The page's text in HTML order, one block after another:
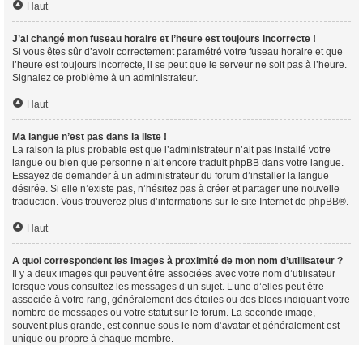
Haut
J’ai changé mon fuseau horaire et l’heure est toujours incorrecte !
Si vous êtes sûr d’avoir correctement paramétré votre fuseau horaire et que
l’heure est toujours incorrecte, il se peut que le serveur ne soit pas à l’heure.
Signalez ce problème à un administrateur.
Haut
Ma langue n’est pas dans la liste !
La raison la plus probable est que l’administrateur n’ait pas installé votre
langue ou bien que personne n’ait encore traduit phpBB dans votre langue.
Essayez de demander à un administrateur du forum d’installer la langue
désirée. Si elle n’existe pas, n’hésitez pas à créer et partager une nouvelle
traduction. Vous trouverez plus d’informations sur le site Internet de phpBB®.
Haut
A quoi correspondent les images à proximité de mon nom d’utilisateur ?
Il y a deux images qui peuvent être associées avec votre nom d’utilisateur
lorsque vous consultez les messages d’un sujet. L’une d’elles peut être
associée à votre rang, généralement des étoiles ou des blocs indiquant votre
nombre de messages ou votre statut sur le forum. La seconde image,
souvent plus grande, est connue sous le nom d’avatar et généralement est
unique ou propre à chaque membre.